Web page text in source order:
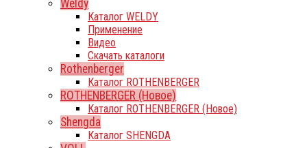
Weldy
Каталог WELDY
Применение
Видео
Скачать каталоги
Rothenberger
Каталог ROTHENBERGER
ROTHENBERGER (Новое)
Каталог ROTHENBERGER (Новое)
Shengda
Каталог SHENGDA